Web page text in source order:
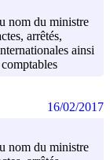
nom du ministre
arrêtés,
ainsi
nom du ministre
16/02/2017